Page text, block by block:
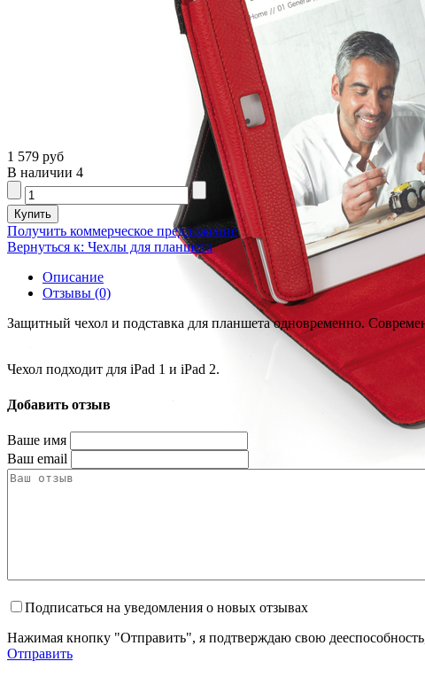
1 579 руб
В наличии 4
Получить коммерческое предложение
Вернуться к: Чехлы для планшета
Описание
Отзывы (0)
Защитный чехол и подставка для планшета одновременно.
Чехол подходит для iPad 1 и iPad 2.
Добавить отзыв
Ваше имя
Ваш email
Подписаться на уведомления о новых отзывах
Нажимая кнопку "Отправить", я подтверждаю свою
Отправить